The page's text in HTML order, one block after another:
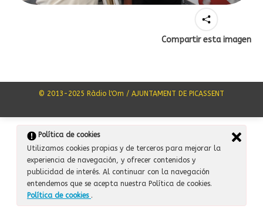
Compartir esta imagen
© 2013-2025 Ràdio l'Om / AJUNTAMENT DE PICASSENT
Política de cookies
Utilizamos cookies propias y de terceros para mejorar la
experiencia de navegación, y ofrecer contenidos y
publicidad de interés. Al continuar con la navegación
entendemos que se acepta nuestra Política de cookies.
Política de cookies .